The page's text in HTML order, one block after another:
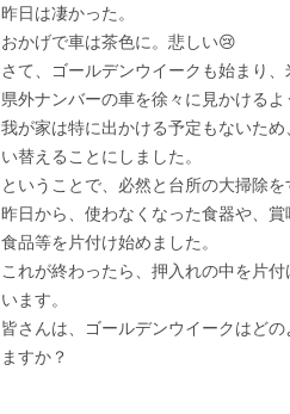
昨日は凄かった。
おかげで車は茶色に。悲しい😢
さて、ゴールデンウイークも始まり、
県外ナンバーの車を徐々に見かけるよ
我が家は特に出かける予定もないため
い替えることにしました。
ということで、必然と台所の大掃除を
昨日から、使わなくなった食器や、賞
食品等を片付け始めました。
これが終わったら、押入れの中を片付
います。
皆さんは、ゴールデンウイークはど
ますか？